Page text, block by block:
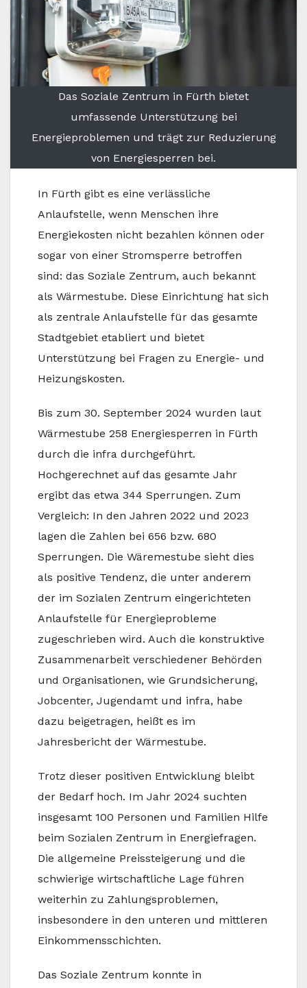
Das Soziale Zentrum in Fürth bietet
umfassende Unterstützung bei
Energieproblemen und trägt zur Reduzierung
von Energiesperren bei.
In Fürth gibt es eine verlässliche
Anlaufstelle, wenn Menschen ihre
Energiekosten nicht bezahlen können oder
sogar von einer Stromsperre betroffen
sind: das Soziale Zentrum, auch bekannt
als Wärmestube. Diese Einrichtung hat sich
als zentrale Anlaufstelle für das gesamte
Stadtgebiet etabliert und bietet
Unterstützung bei Fragen zu Energie- und
Heizungskosten.
Bis zum 30. September 2024 wurden laut
Wärmestube 258 Energiesperren in Fürth
durch die infra durchgeführt.
Hochgerechnet auf das gesamte Jahr
ergibt das etwa 344 Sperrungen. Zum
Vergleich: In den Jahren 2022 und 2023
lagen die Zahlen bei 656 bzw. 680
Sperrungen. Die Wäremestube sieht dies
als positive Tendenz, die unter anderem
der im Sozialen Zentrum eingerichteten
Anlaufstelle für Energieprobleme
zugeschrieben wird. Auch die konstruktive
Zusammenarbeit verschiedener Behörden
und Organisationen, wie Grundsicherung,
Jobcenter, Jugendamt und infra, habe
dazu beigetragen, heißt es im
Jahresbericht der Wärmestube.
Trotz dieser positiven Entwicklung bleibt
der Bedarf hoch. Im Jahr 2024 suchten
insgesamt 100 Personen und Familien Hilfe
beim Sozialen Zentrum in Energiefragen.
Die allgemeine Preissteigerung und die
schwierige wirtschaftliche Lage führen
weiterhin zu Zahlungsproblemen,
insbesondere in den unteren und mittleren
Einkommensschichten.
Das Soziale Zentrum konnte in